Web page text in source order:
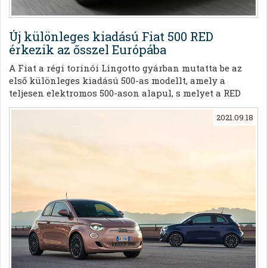
Új különleges kiadású Fiat 500 RED
érkezik az ősszel Európába
A Fiat a régi torinói Lingotto gyárban mutatta be az
első különleges kiadású 500-as modellt, amely a
teljesen elektromos 500-ason alapul, s melyet a RED
nemzetközi jótékonysági szervezet együttműködésével
2021.09.18